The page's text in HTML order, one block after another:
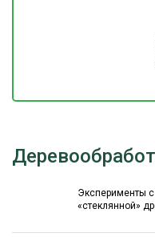
Эксперименты
«стеклянной»